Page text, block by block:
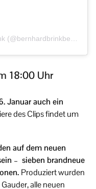
18:00 Uhr
Januar auch ein
des Clips findet um
auf dem neuen
– sieben brandneue
Produziert wurden
alle neuen